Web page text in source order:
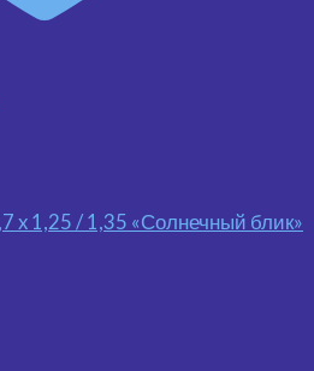
x 1,25 / 1,35 «Солнечный блик»